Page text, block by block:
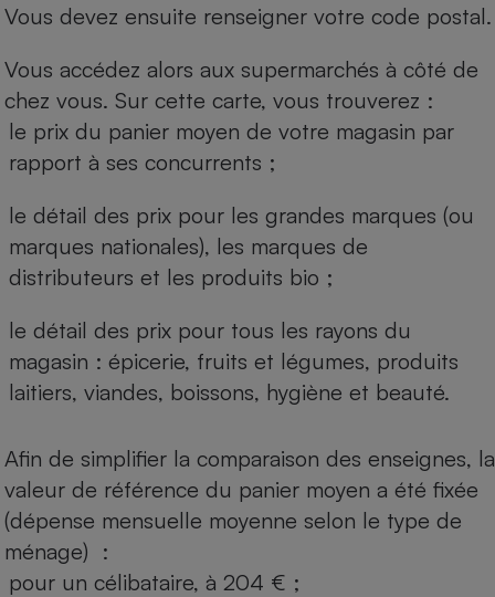
Vous devez ensuite renseigner votre code postal.
Vous accédez alors aux supermarchés à côté de
chez vous. Sur cette carte, vous trouverez :
le prix du panier moyen de votre magasin par
rapport à ses concurrents ;
le détail des prix pour les grandes marques (ou
marques nationales), les marques de
distributeurs et les produits bio ;
le détail des prix pour tous les rayons du
magasin : épicerie, fruits et légumes, produits
laitiers, viandes, boissons, hygiène et beauté.
Afin de simplifier la comparaison des enseignes, la
valeur de référence du panier moyen a été fixée
(dépense mensuelle moyenne selon le type de
ménage) :
pour un célibataire, à 204 € ;